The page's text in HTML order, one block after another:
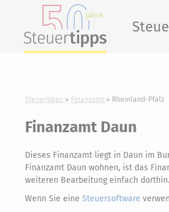
Steuertipps Finanzamt Rheinland-Pfalz
Finanzamt Daun
Dieses Finanzamt liegt in Daun im
Finanzamt Daun wohnen, ist das
weiteren Bearbeitung einfach dorthin.
Wenn Sie eine Steuersoftware